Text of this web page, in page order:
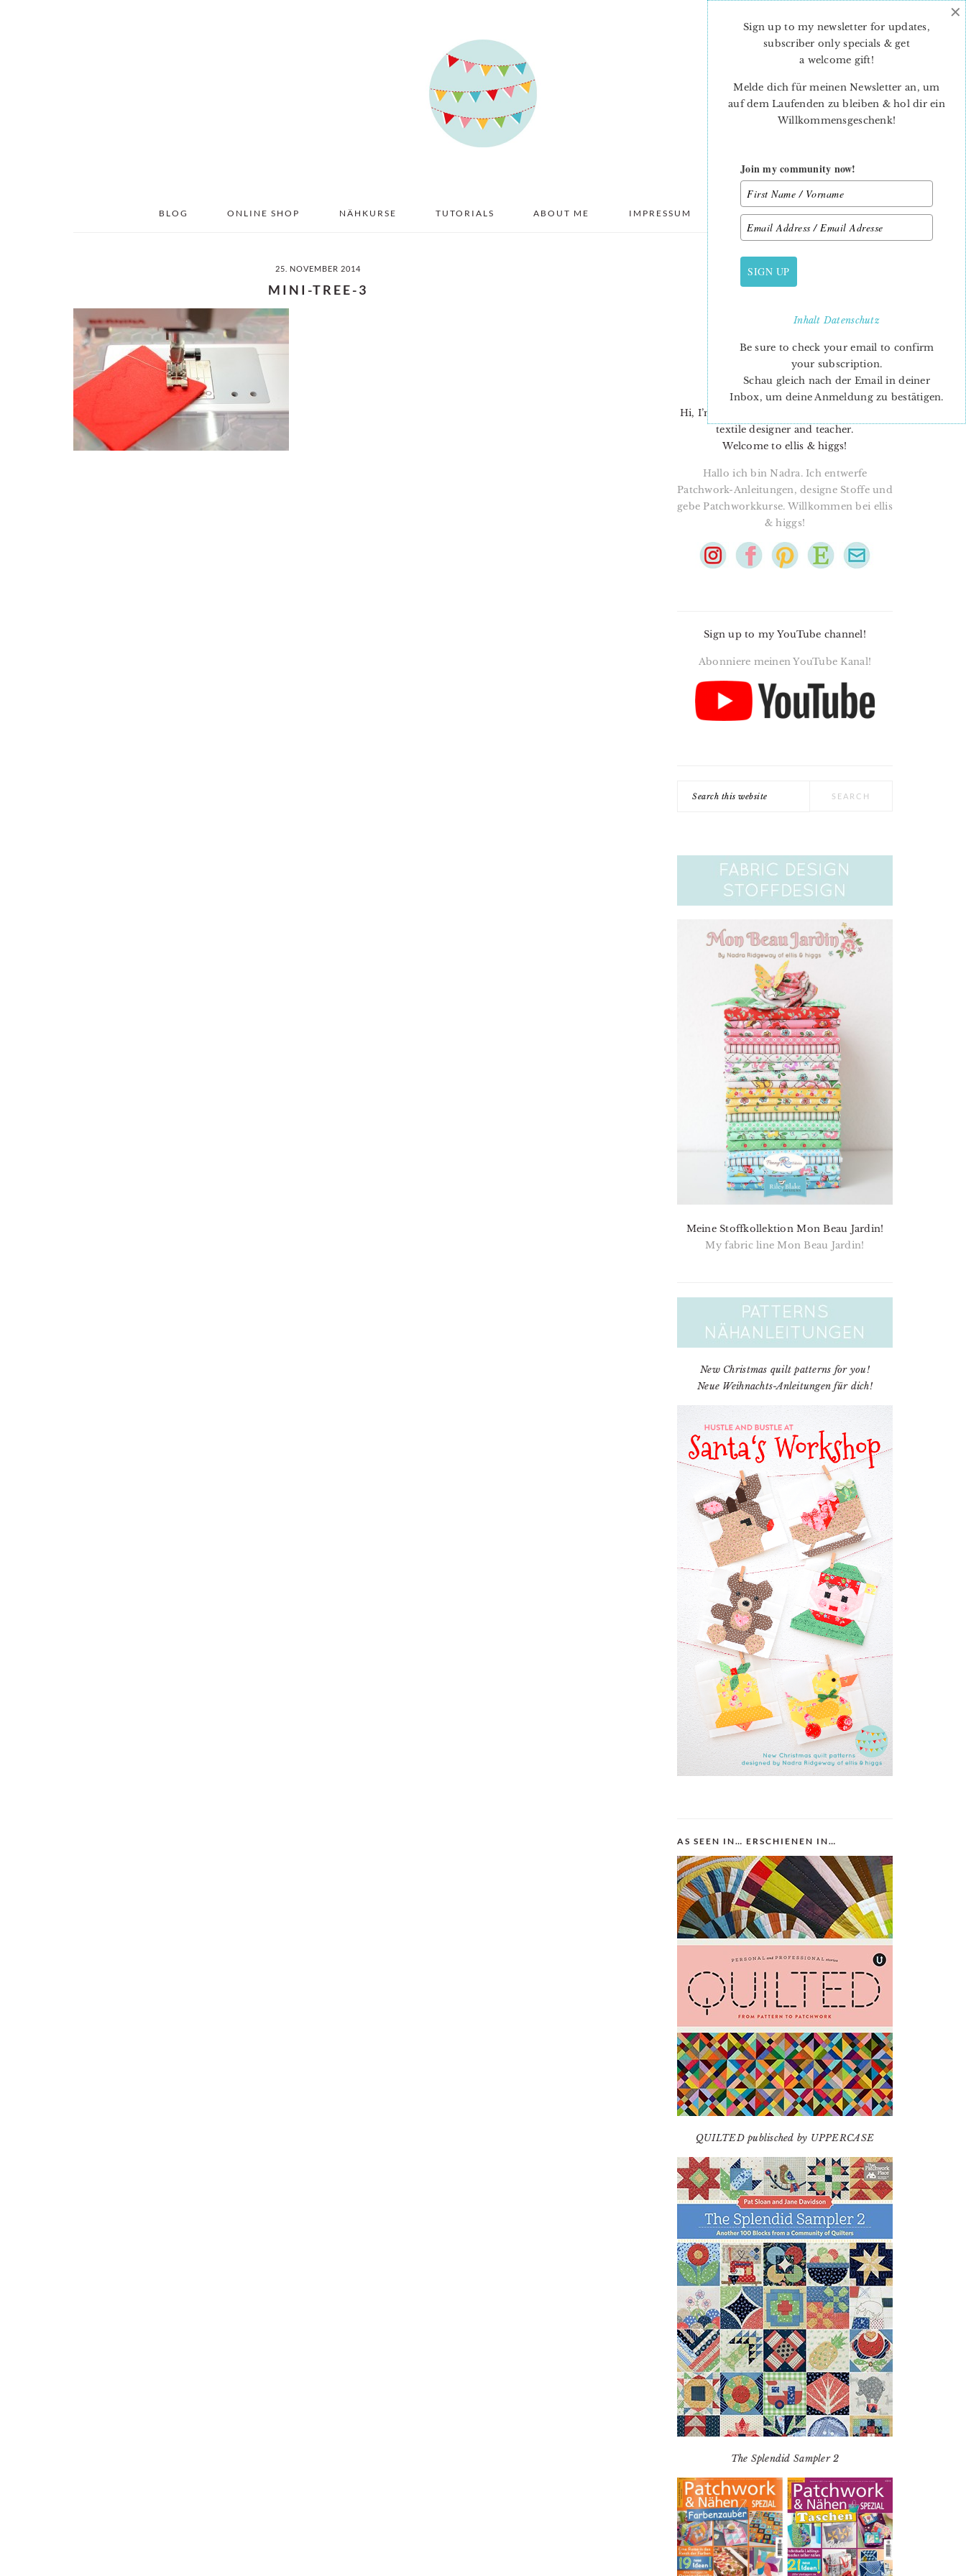
BLOG ONLINE SHOP NÄHKURSE TUTORIALS ABOUT ME IMPRESSUM DATENSCHUTZ
25. NOVEMBER 2014
MINI-TREE-3
PRIMARY
SIDEBAR
Hi, I’m Nadra. I’m a quilt pattern designer,
textile designer and teacher.
Welcome to ellis & higgs!
Hallo ich bin Nadra. Ich entwerfe
Patchwork-Anleitungen, designe Stoffe und
gebe Patchworkkurse. Willkommen bei ellis
& higgs!
Sign up to my YouTube channel!
Abonniere meinen YouTube Kanal!
Meine Stoffkollektion Mon Beau Jardin!
My fabric line Mon Beau Jardin!
New Christmas quilt patterns for you!
Neue Weihnachts-Anleitungen für dich!
AS SEEN IN… ERSCHIENEN IN…
QUILTED publisched by UPPERCASE
The Splendid Sampler 2
Sign up to my newsletter for updates,
subscriber only specials & get
a welcome gift!
Melde dich für meinen Newsletter an, um
auf dem Laufenden zu bleiben & hol dir ein
Willkommensgeschenk!
Join my community now!
SIGN UP
InhaltDatenschutz
Be sure to check your email to confirm
your subscription.
Schau gleich nach der Email in deiner
Inbox, um deine Anmeldung zu bestätigen.
×